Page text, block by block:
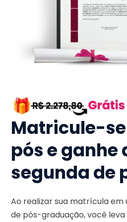
Matricule-
pós e ganhe
segunda de
Ao realizar sua matrícula em
de pós-graduação, você leva